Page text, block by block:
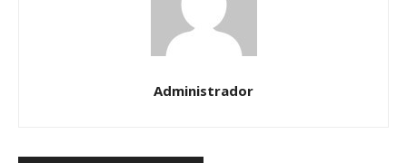
Administrador